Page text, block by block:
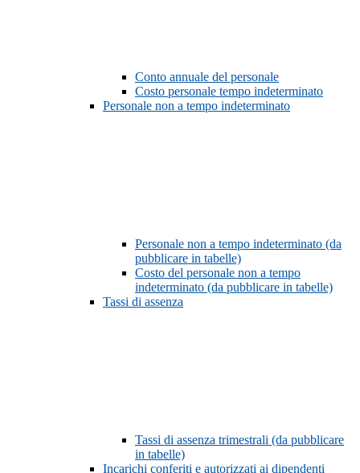
Conto annuale del personale
Costo personale tempo indeterminato
Personale non a tempo indeterminato
Personale non a tempo indeterminato (da
pubblicare in tabelle)
Costo del personale non a tempo
indeterminato (da pubblicare in tabelle)
Tassi di assenza
Tassi di assenza trimestrali (da pubblicare
in tabelle)
Incarichi conferiti e autorizzati ai dipendenti